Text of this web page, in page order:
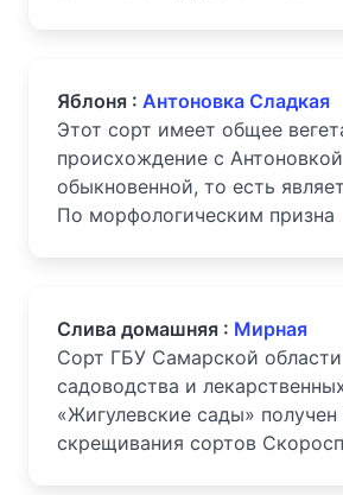
Яблоня : Антоновка Сладкая
Этот сорт имеет общее
происхождение с Антоновкой
обыкновенной, то есть
По морфологическим призна
Слива домашняя : Мирная
Сорт ГБУ Самарской
садоводства и
«Жигулевские сады» получен
скрещивания сортов